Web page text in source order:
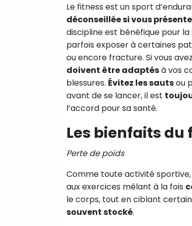
Le fitness est un sport
déconseillée si vous
discipline est bénéfique pour la
parfois exposer à certaines
ou encore fracture. Si vous
doivent être adaptésà vos
blessures. Évitez les sautsou
avant de se lancer, il est
l’accord pour sa santé.
Les bienfaits du
Perte de poids
Comme toute activité
aux exercices mêlant à la fois
le corps, tout en ciblant
souvent stocké.